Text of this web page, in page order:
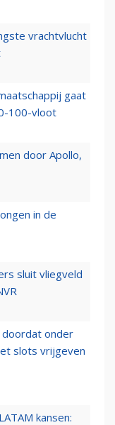
vrachtvlucht
gaat
100-vloot
door Apollo,
in de
sluit vliegveld
onder
slots vrijgeven
kansen: